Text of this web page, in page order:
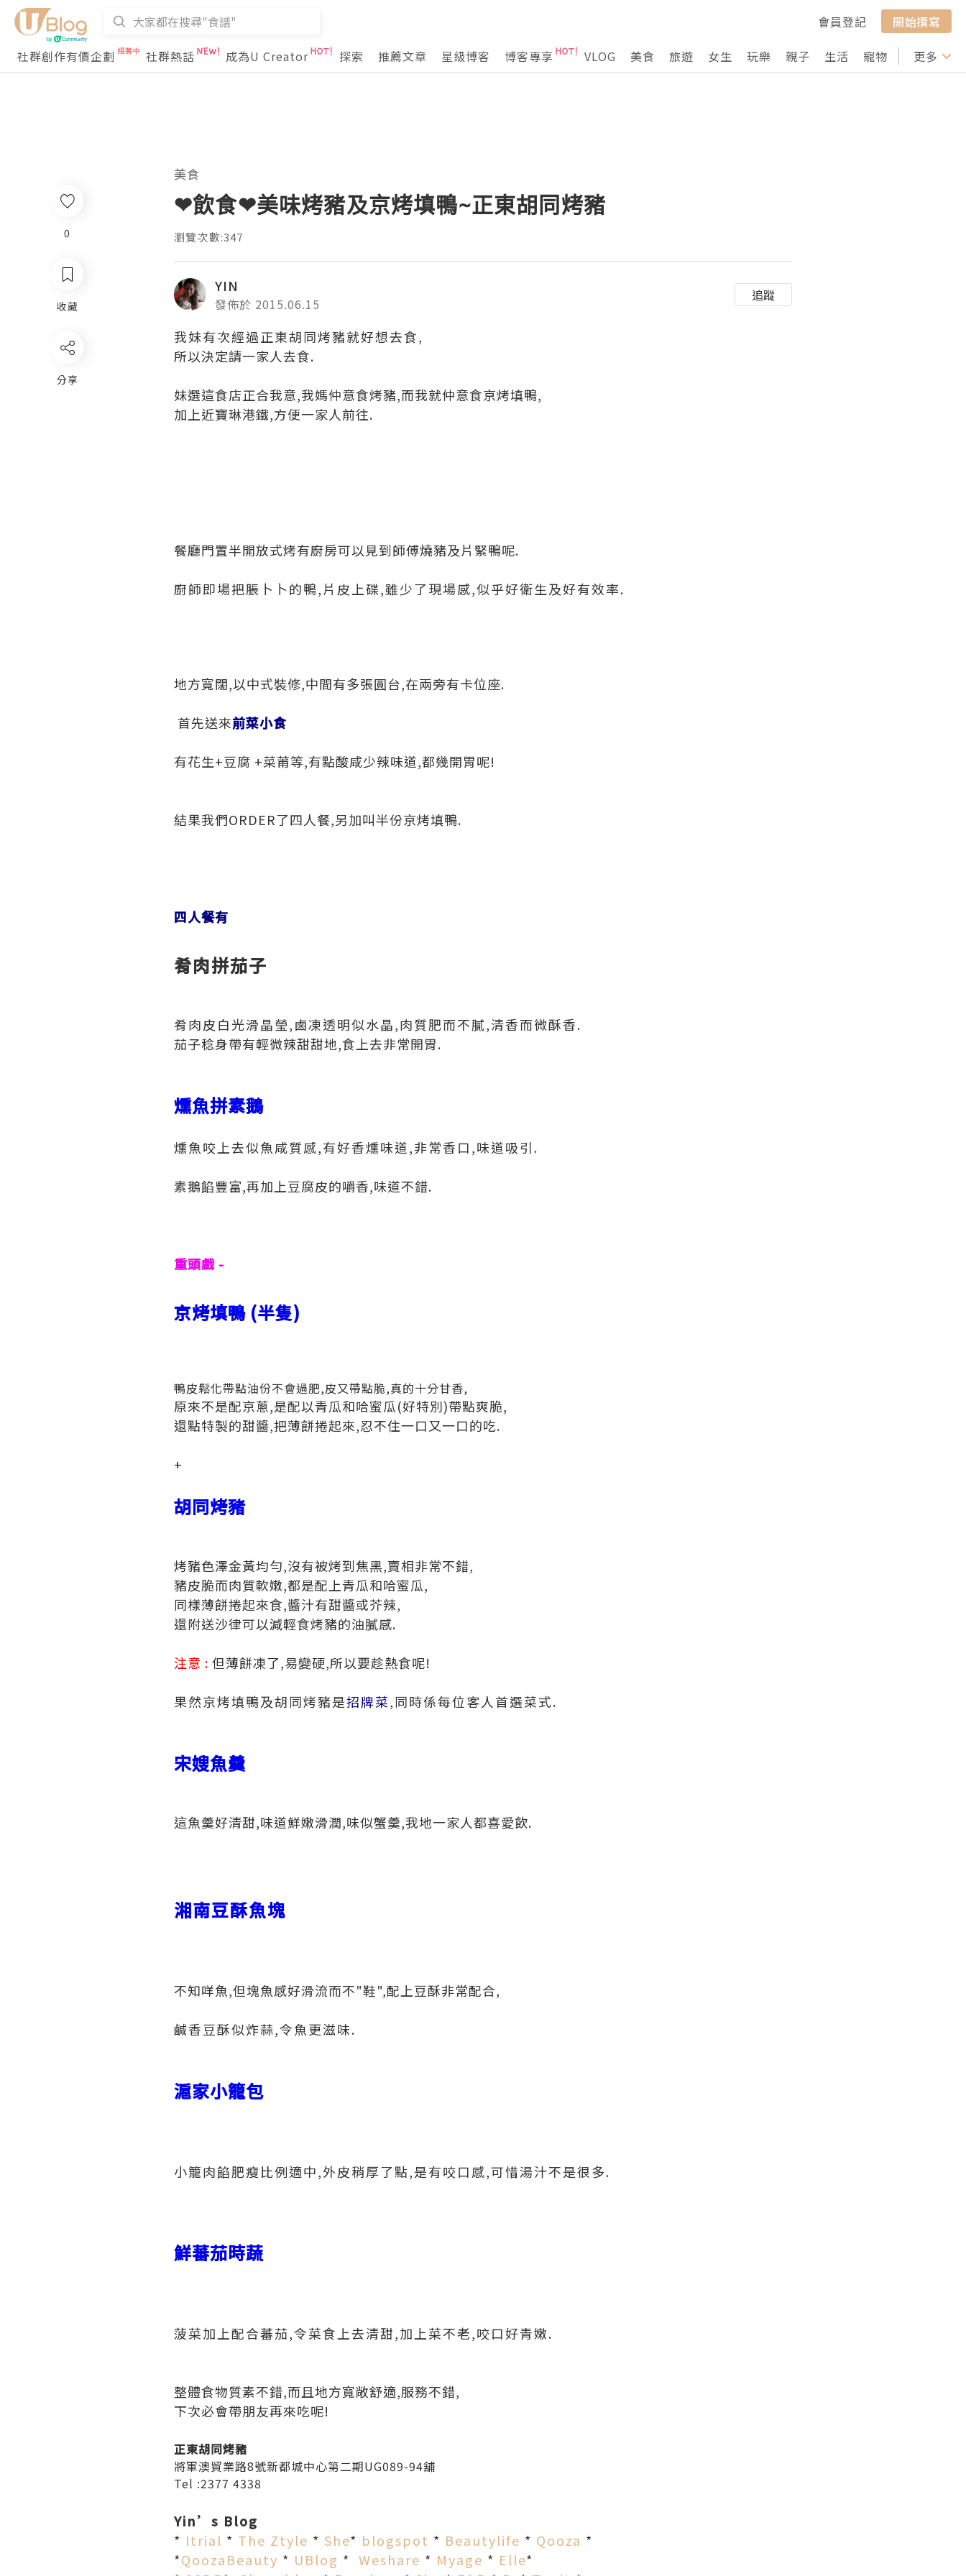
會員登記
開始撰寫
社群創作有價企劃
社群熱話 成為U Creator 探索 推薦文章 星級博客 博客專享 VLOG 美食 旅遊 女生 玩樂 親子 生活 寵物 行山 打卡
更多
0
收藏
分享
美食
❤飲食❤美味烤豬及京烤填鴨~正東胡同烤豬
瀏覽次數:347
YIN
發佈於 2015.06.15
追蹤
我妹有次經過正東胡同烤豬就好想去食,
所以決定請一家人去食.
妹選這食店正合我意,我媽仲意食烤豬,而我就仲意食京烤填鴨,
加上近寶琳港鐵,方便一家人前往.
餐廳門置半開放式烤有廚房可以見到師傅燒豬及片緊鴨呢.
廚師即場把脹卜卜的鴨,片皮上碟,雖少了現場感,似乎好衛生及好有效率.
地方寬闊,以中式裝修,中間有多張圓台,在兩旁有卡位座.
首先送來前菜小食
有花生+豆腐 +菜莆等,有點酸咸少辣味道,都幾開胃呢!
結果我們ORDER了四人餐,另加叫半份京烤填鴨.
四人餐有
肴肉拼茄子
肴肉皮白光滑晶瑩,鹵凍透明似水晶,肉質肥而不膩,清香而微酥香.
茄子稔身帶有輕微辣甜甜地,食上去非常開胃.
燻魚拼素鵝
燻魚咬上去似魚咸質感,有好香燻味道,非常香口,味道吸引.
素鵝餡豐富,再加上豆腐皮的嚼香,味道不錯.
重頭戲 -
京烤填鴨 (半隻)
鴨皮鬆化帶點油份不會過肥,皮又帶點脆,真的十分甘香,
原來不是配京蔥,是配以青瓜和哈蜜瓜(好特別)帶點爽脆,
還點特製的甜醬,把薄餅捲起來,忍不住一口又一口的吃.
+
胡同烤豬
烤豬色澤金黃均勻,沒有被烤到焦黑,賣相非常不錯,
豬皮脆而肉質軟嫩,都是配上青瓜和哈蜜瓜,
同樣薄餅捲起來食,醬汁有甜醬或芥辣,
還附送沙律可以減輕食烤豬的油膩感.
注意 : 但薄餅凍了,易變硬,所以要趁熱食呢!
果然京烤填鴨及胡同烤豬是招牌菜,同時係每位客人首選菜式.
宋嫂魚羹
這魚羹好清甜,味道鮮嫩滑潤,味似蟹羹,我地一家人都喜愛飲.
湘南豆酥魚塊
不知咩魚,但塊魚感好滑流而不"鞋",配上豆酥非常配合,
鹹香豆酥似炸蒜,令魚更滋味.
滬家小籠包
小籠肉餡肥瘦比例適中,外皮稍厚了點,是有咬口感,可惜湯汁不是很多.
鮮蕃茄時蔬
菠菜加上配合蕃茄,令菜食上去清甜,加上菜不老,咬口好青嫩.
整體食物質素不錯,而且地方寬敞舒適,服務不錯,
下次必會帶朋友再來吃呢!
正東胡同烤豬
將軍澳貿業路8號新都城中心第二期UG089-94舖
Tel :2377 4338
Yin’s Blog
* Itrial * The Ztyle * She* blogspot * Beautylife * Qooza *
*QoozaBeauty * UBlog * Weshare * Myage * Elle*